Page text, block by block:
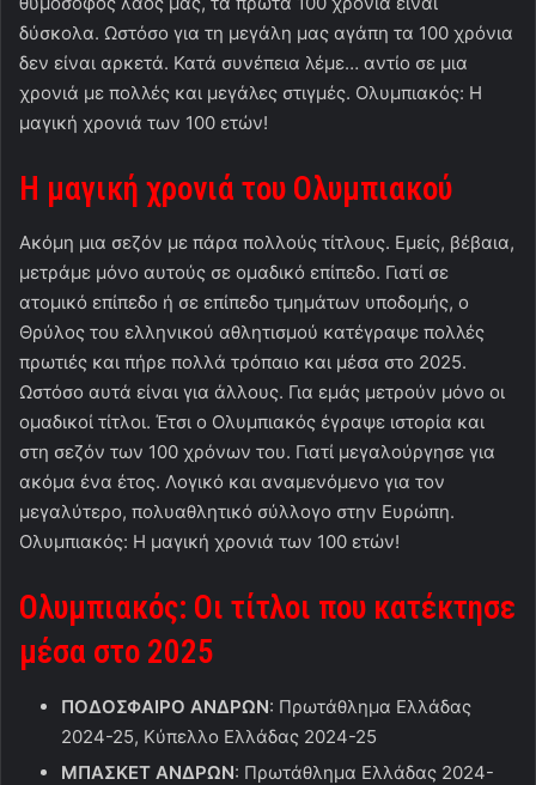
δύσκολα. Ωστόσο για τη μεγάλη μας αγάπη τα 100 χρόνια
δεν είναι αρκετά. Κατά συνέπεια λέμε… αντίο σε μια
χρονιά με πολλές και μεγάλες στιγμές. Ολυμπιακός: Η
μαγική χρονιά των 100 ετών!
Η μαγική χρονιά του Ολυμπιακού
Ακόμη μια σεζόν με πάρα πολλούς τίτλους. Εμείς, βέβαια,
μετράμε μόνο αυτούς σε ομαδικό επίπεδο. Γιατί σε
ατομικό επίπεδο ή σε επίπεδο τμημάτων υποδομής, ο
Θρύλος του ελληνικού αθλητισμού κατέγραψε πολλές
πρωτιές και πήρε πολλά τρόπαιο και μέσα στο 2025.
Ωστόσο αυτά είναι για άλλους. Για εμάς μετρούν μόνο οι
ομαδικοί τίτλοι. Έτσι ο Ολυμπιακός έγραψε ιστορία και
στη σεζόν των 100 χρόνων του. Γιατί μεγαλούργησε για
ακόμα ένα έτος. Λογικό και αναμενόμενο για τον
μεγαλύτερο, πολυαθλητικό σύλλογο στην Ευρώπη.
Ολυμπιακός: Η μαγική χρονιά των 100 ετών!
Ολυμπιακός: Οι τίτλοι που κατέκτησε
μέσα στο 2025
ΠΟΔΟΣΦΑΙΡΟ ΑΝΔΡΩΝ: Πρωτάθλημα Ελλάδας
2024-25, Κύπελλο Ελλάδας 2024-25
ΜΠΑΣΚΕΤ ΑΝΔΡΩΝ: Πρωτάθλημα Ελλάδας 2024-